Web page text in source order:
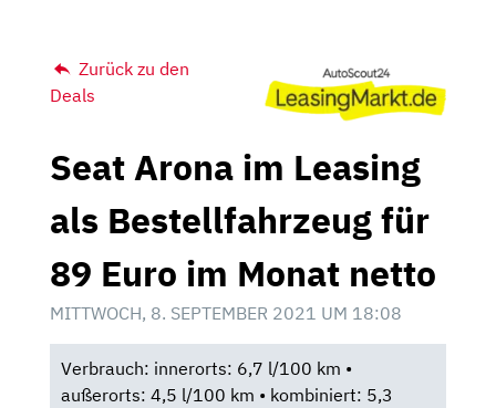
Zurück zu den
Deals
Seat Arona im Leasing
als Bestellfahrzeug für
89 Euro im Monat netto
MITTWOCH, 8. SEPTEMBER 2021 UM 18:08
Verbrauch: innerorts: 6,7 l/100 km •
außerorts: 4,5 l/100 km • kombiniert: 5,3